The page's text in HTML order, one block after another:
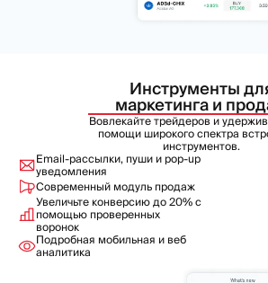
Инструменты
маркетинга и
Вовлекайте трейдеров и
помощи широкого спектра
инструментов.
Email-рассылки, пуши и pop-up
уведомления
Современный модуль продаж
Увеличьте конверсию до 20% с
помощью проверенных
воронок
Подробная мобильная и веб
аналитика